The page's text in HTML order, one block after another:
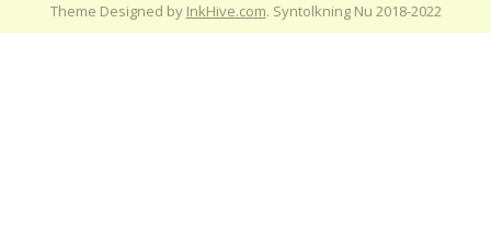
Theme Designed by InkHive.com. Syntolkning Nu 2018-2022